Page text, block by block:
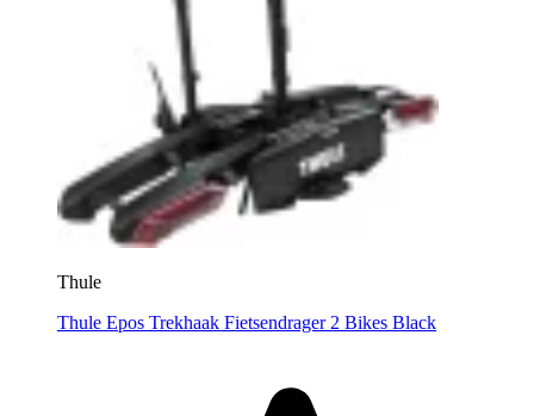
Thule
Thule Epos Trekhaak Fietsendrager 2 Bikes Black